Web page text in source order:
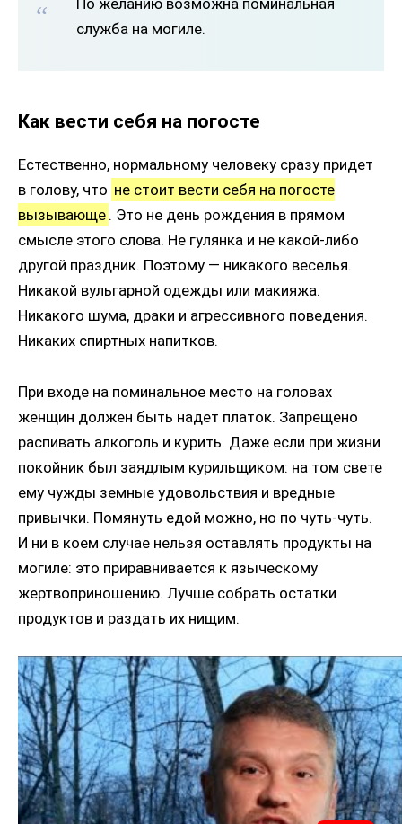
служба на могиле.
Как вести себя на погосте
Естественно, нормальному человеку сразу придет
в голову, что не стоит вести себя на погосте
вызывающе . Это не день рождения в прямом
смысле этого слова. Не гулянка и не какой-либо
другой праздник. Поэтому — никакого веселья.
Никакой вульгарной одежды или макияжа.
Никакого шума, драки и агрессивного поведения.
Никаких спиртных напитков.
При входе на поминальное место на головах
женщин должен быть надет платок. Запрещено
распивать алкоголь и курить. Даже если при жизни
покойник был заядлым курильщиком: на том свете
ему чужды земные удовольствия и вредные
привычки. Помянуть едой можно, но по чуть-чуть.
И ни в коем случае нельзя оставлять продукты на
могиле: это приравнивается к языческому
жертвоприношению. Лучше собрать остатки
продуктов и раздать их нищим.